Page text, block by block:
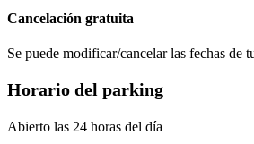
Cancelación gratuita
Se puede modificar/cancelar las fechas de
Horario del parking
Abierto las 24 horas del día